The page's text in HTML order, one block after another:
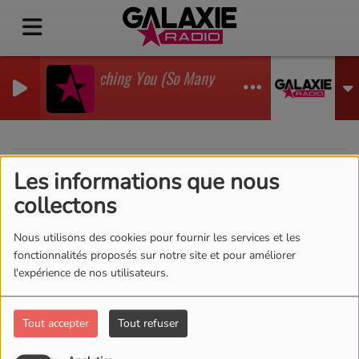
Les informations que nous
collectons
Nous utilisons des cookies pour fournir les services et les
fonctionnalités proposés sur notre site et pour améliorer
l'expérience de nos utilisateurs.
Tout accepter Tout refuser
I'm Watching You (So Many Times) (Sean Finn
GADJO